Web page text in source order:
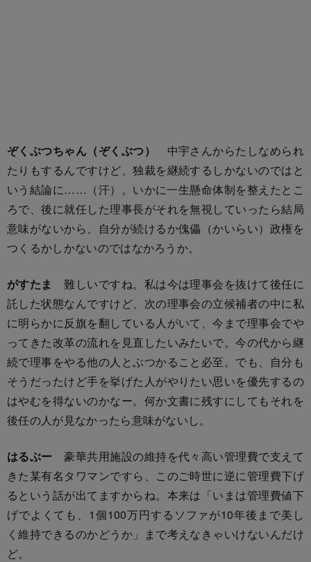
ぞくぶつちゃん（ぞくぶつ）
中宇さんからたしなめられ
たりもするんですけど、独裁を継続するしかないのではと
いう結論に……（汗）。いかに一生懸命体制を整えたとこ
ろで、後に就任した理事長がそれを無視していったら結局
意味がないから、自分が続けるか傀儡（かいらい）政権を
つくるかしかないのではなかろうか。
がすたま
難しいですね。私は今は理事会を抜けて後任に
託した状態なんですけど、次の理事会の立候補者の中に私
に明らかに反旗を翻している人がいて、今まで理事会でや
ってきた改革の流れを見直したいみたいで。今の代から継
続で理事をやる他の人とぶつかること必至。でも、自分も
そうだったけど手を挙げた人がやりたい思いを優先するの
はやむを得ないのかなー。何か文書に残すにしてもそれを
後任の人が見なかったら意味がないし。
はるぶー 豪華共用施設の維持を代々高い管理費で支えて
きた某有名タワマンですら、このご時世に逆に管理費下げ
るという話が出てますからね。本来は「いまは管理費値下
げでよくても、1個100万円するソファが10年後まで美し
く維持できるのかどうか」まで考えなきゃいけないんだけ
ど。